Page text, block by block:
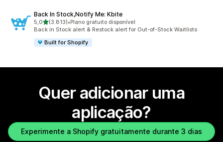
Back In Stock,Notify Me: Kbite
5,0de 5 estrelas
(3.813)
3813 total de avaliações
•Plano gratuito disponível
Back in Stock alert & Restock alert for Out-of-Stock Waitlists
Built for Shopify
Quer adicionar uma
aplicação?
Experimente a Shopify gratuitamente durante 3 dias